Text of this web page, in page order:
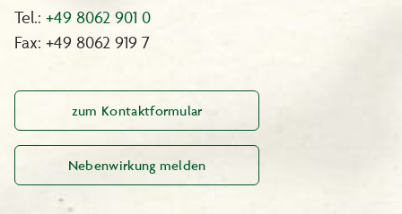
Tel.: +49 8062 901 0
Fax: +49 8062 919 7
zum Kontaktformular
Nebenwirkung melden